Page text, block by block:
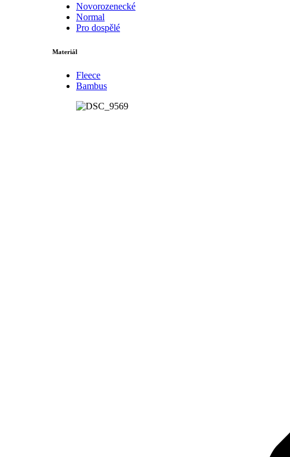
Novorozenecké
Normal
Pro dospělé
Materiál
Fleece
Bambus